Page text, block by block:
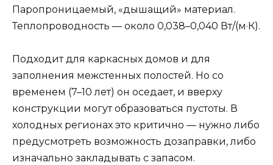
Паропроницаемый, «дышащий» материал.
Теплопроводность — около 0,038–0,040 Вт/(м·К).
Подходит для каркасных домов и для
заполнения межстенных полостей. Но со
временем (7–10 лет) он оседает, и вверху
конструкции могут образоваться пустоты. В
холодных регионах это критично — нужно либо
предусмотреть возможность дозаправки, либо
изначально закладывать с запасом.